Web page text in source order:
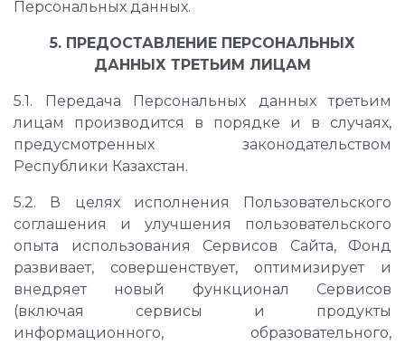
Персональных данных.
5. ПРЕДОСТАВЛЕНИЕ ПЕРСОНАЛЬНЫХ
ДАННЫХ ТРЕТЬИМ ЛИЦАМ
5.1. Передача Персональных данных третьим
лицам производится в порядке и в случаях,
предусмотренных законодательством
Республики Казахстан.
5.2. В целях исполнения Пользовательского
соглашения и улучшения пользовательского
опыта использования Сервисов Сайта, Фонд
развивает, совершенствует, оптимизирует и
внедряет новый функционал Сервисов
(включая сервисы и продукты
информационного, образовательного,